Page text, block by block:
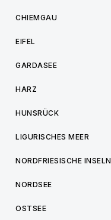
CHIEMGAU
EIFEL
GARDASEE
HARZ
HUNSRÜCK
LIGURISCHES MEER
NORDFRIESISCHE INSELN
NORDSEE
OSTSEE